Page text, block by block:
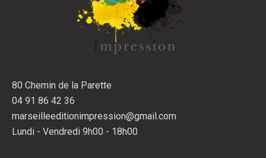
80 Chemin de la Parette
04 91 86 42 36
marseilleeditionimpression@gmail.com
Lundi - Vendredi 9h00 - 18h00